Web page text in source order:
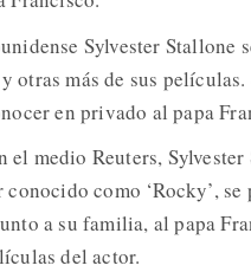
Sylvester Stallone
otras más de sus
en privado al papa
el medio Reuters,
conocido como ‘Rocky’,
a su familia, al papa
del actor.